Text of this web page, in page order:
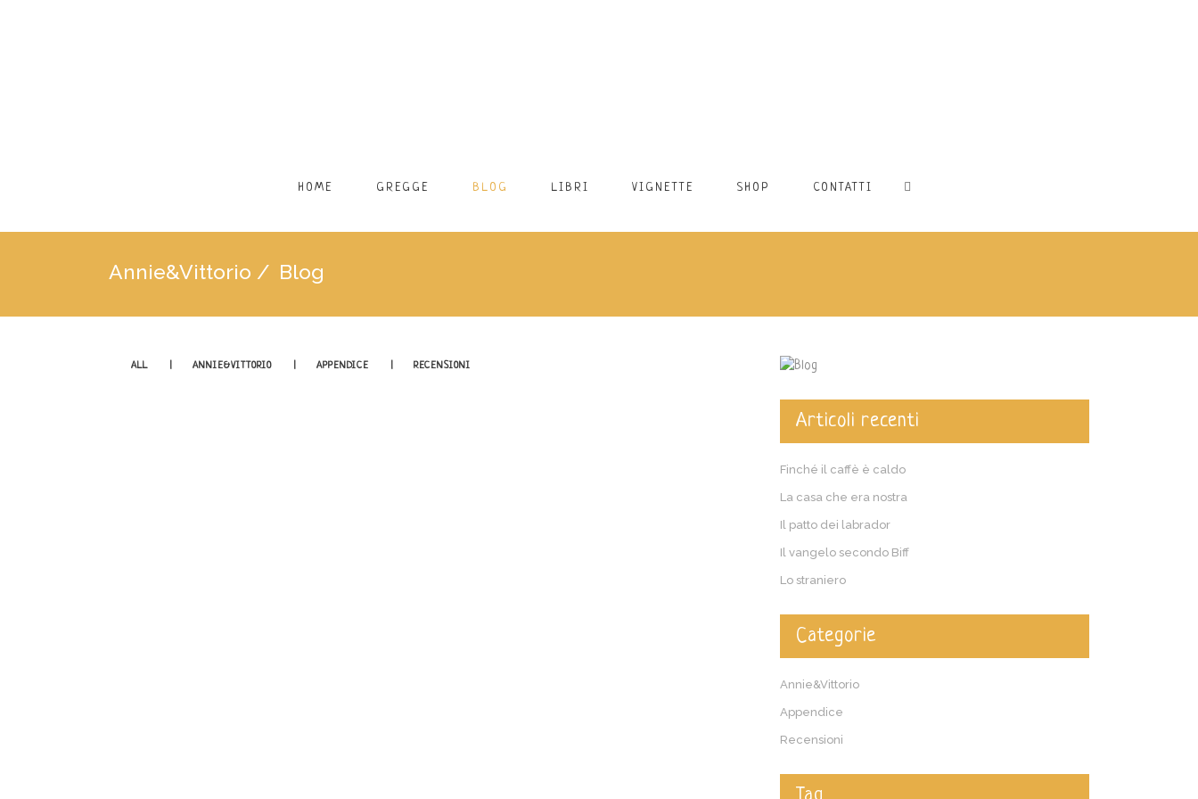
HOME GREGGE BLOG LIBRI VIGNETTE SHOP CONTATTI
Annie&Vittorio / Blog
ALL ANNIE&VITTORIO APPENDICE RECENSIONI
Articoli recenti
Finché il caffè è caldo
La casa che era nostra
Il patto dei labrador
Il vangelo secondo Biff
Lo straniero
Categorie
Annie&Vittorio
Appendice
Recensioni